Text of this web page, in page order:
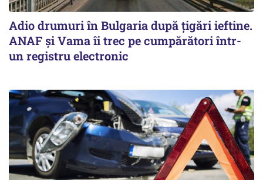
Adio drumuri în Bulgaria după țigări ieftine.
ANAF și Vama îi trec pe cumpărători într-
un registru electronic